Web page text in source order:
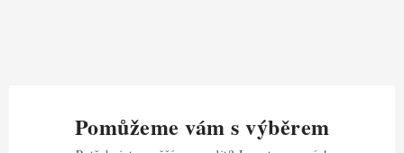
Pomůžeme vám s výběrem